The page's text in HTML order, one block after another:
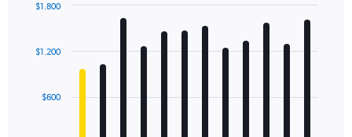
values.
to
with
12
The$600
$1.200
$1.800